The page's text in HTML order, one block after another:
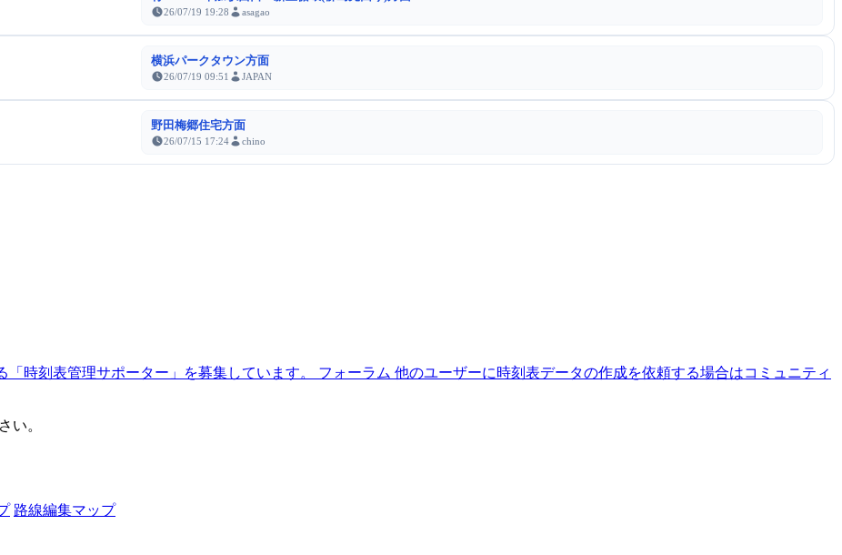
26/07/19 19:28 asagao
横浜パークタウン方面
26/07/19 09:51 JAPAN
野田梅郷住宅方面
26/07/15 17:24 chino
時刻表管理サポーター」を募集しています。 フォーラム 他のユーザーに時刻表データの作成を依頼する場合はコミュニティ
い。
路線編集マップ